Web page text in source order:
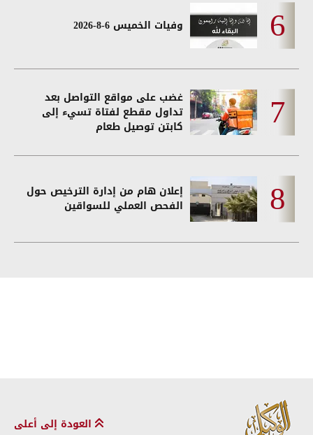
وفيات الخميس 6-8-2026
غضب على مواقع التواصل بعد
تداول مقطع لفتاة تسيء إلى
كابتن توصيل طعام
إعلان هام من إدارة الترخيص حول
الفحص العملي للسواقين
العودة إلى أعلى